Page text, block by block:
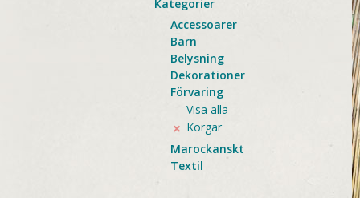
Kategorier
Accessoarer
Barn
Belysning
Dekorationer
Förvaring
Visa alla
Korgar
Marockanskt
Textil